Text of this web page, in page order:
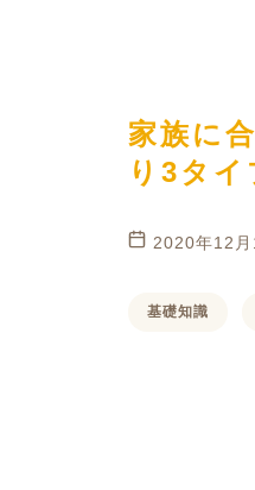
家族に
り3タイ
2020年12月
基礎知識